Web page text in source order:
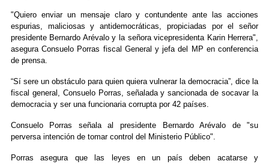
"Quiero enviar un mensaje claro y contundente ante las acciones
espurias, maliciosas y antidemocráticas, propiciadas por el señor
presidente Bernardo Arévalo y la señora vicepresidenta Karin Herrera",
asegura Consuelo Porras fiscal General y jefa del MP en conferencia
de prensa.
“Sí sere un obstáculo para quien quiera vulnerar la democracia”, dice la
fiscal general, Consuelo Porras, señalada y sancionada de socavar la
democracia y ser una funcionaria corrupta por 42 países.
Consuelo Porras señala al presidente Bernardo Arévalo de "su
perversa intención de tomar control del Ministerio Público".
Porras asegura que las leyes en un país deben acatarse y